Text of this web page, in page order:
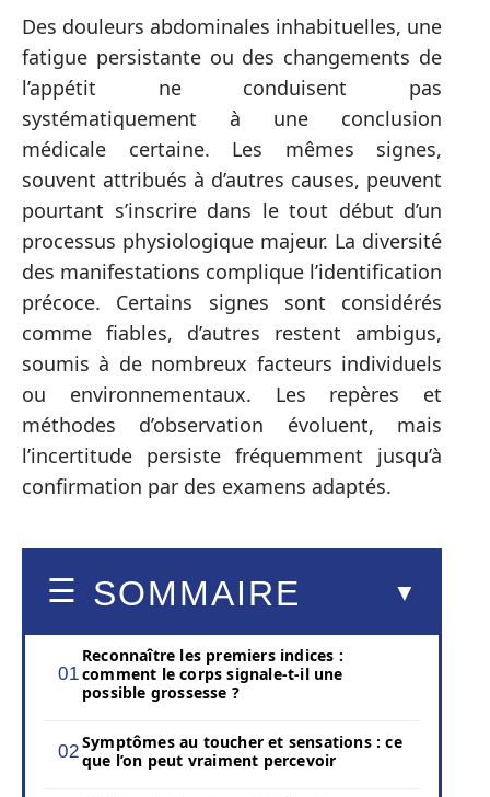
Des douleurs abdominales inhabituelles, une
fatigue persistante ou des changements de
l’appétit ne conduisent pas
systématiquement à une conclusion
médicale certaine. Les mêmes signes,
souvent attribués à d’autres causes, peuvent
pourtant s’inscrire dans le tout début d’un
processus physiologique majeur. La diversité
des manifestations complique l’identification
précoce. Certains signes sont considérés
comme fiables, d’autres restent ambigus,
soumis à de nombreux facteurs individuels
ou environnementaux. Les repères et
méthodes d’observation évoluent, mais
l’incertitude persiste fréquemment jusqu’à
confirmation par des examens adaptés.
SOMMAIRE
Reconnaître les premiers indices :
comment le corps signale-t-il une
possible grossesse ?
Symptômes au toucher et sensations : ce
que l’on peut vraiment percevoir